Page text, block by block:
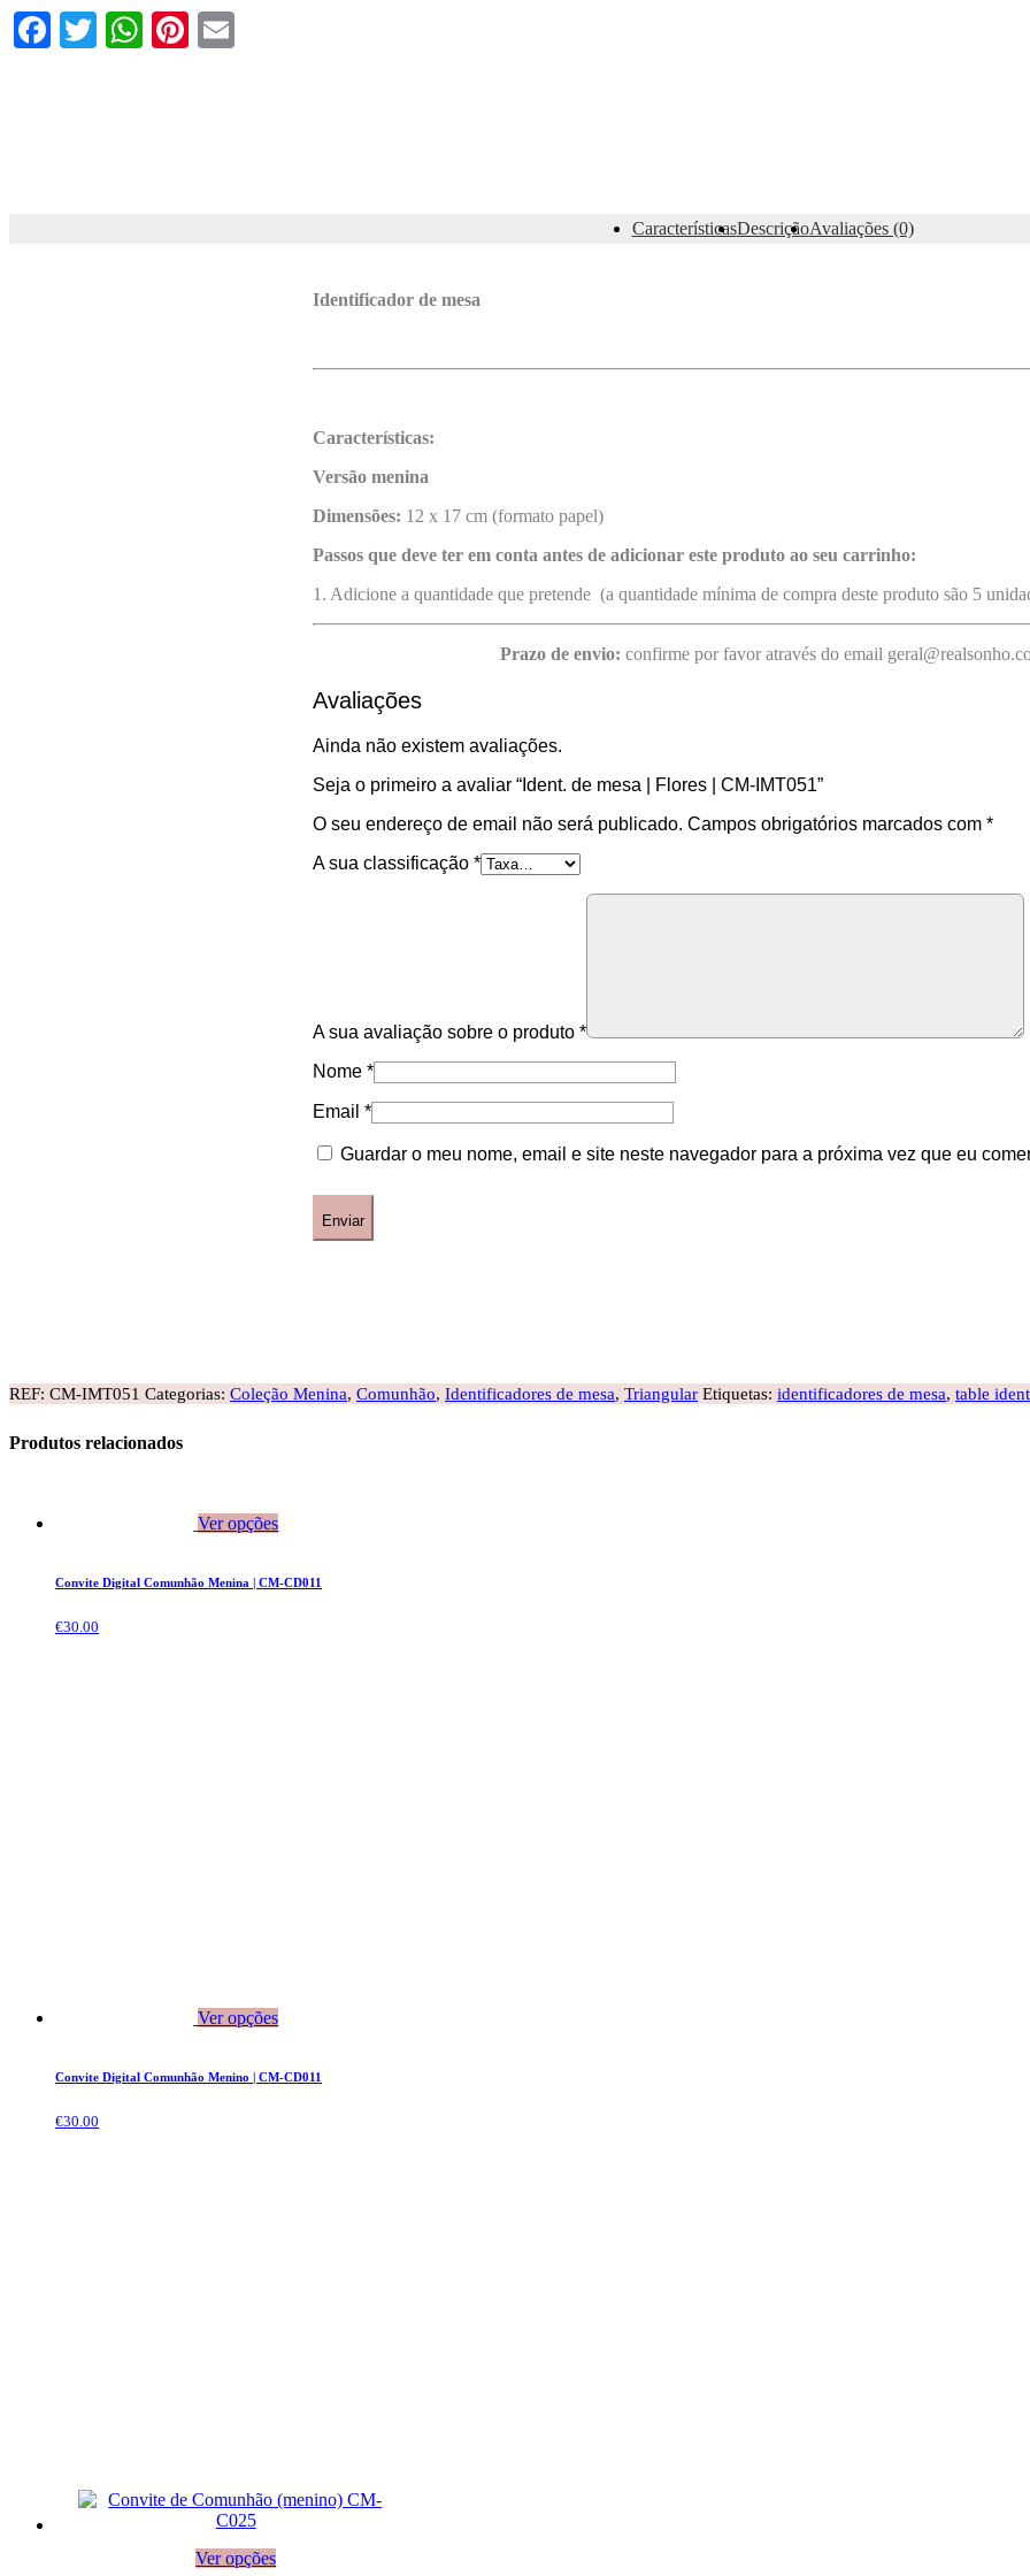
Facebook
TwitterWhatsApp
Pinterest
CaracterísticasDescriçãoAvaliações (0)
Identificador de mesa
Características:
Versão menina
Dimensões: 12 x 17 cm (formato papel)
Passos que deve ter em conta antes de adicionar este produto ao seu carrinho:
1. Adicione a quantidade que pretende (a quantidade mínima de compra deste produto são 5
Prazo de envio: confirme por favor através do email
Avaliações
Ainda não existem avaliações.
Seja o primeiro a avaliar “Ident. de mesa | Flores | CM-IMT051”
O seu endereço de email não será publicado. Campos obrigatórios marcados com *
A sua classificação *
A sua avaliação sobre o produto *
Nome *
Email *
Guardar o meu nome, email e site neste navegador para a próxima vez que eu
REF: CM-IMT051 Categorias: Coleção Menina, Comunhão, Identificadores de mesa, Triangular Etiquetas: identificadores de mesa, table
Produtos relacionados
Ver opções
Convite Digital Comunhão Menina | CM-CD011
€30.00
Ver opções
Convite Digital Comunhão Menino | CM-CD011
€30.00
Ver opções